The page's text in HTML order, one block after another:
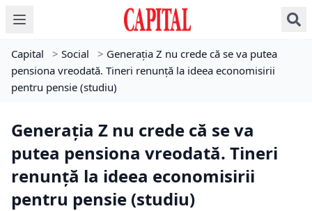
Capital > Social > Generația Z nu crede că se va putea
pensiona vreodată. Tineri renunță la ideea economisirii
pentru pensie (studiu)
Generația Z nu crede că se va
putea pensiona vreodată. Tineri
renunță la ideea economisirii
pentru pensie (studiu)